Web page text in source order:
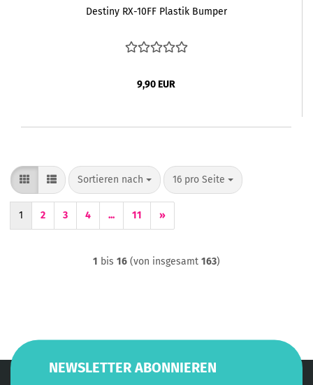
Destiny RX-10FF Plastik Bumper
9,90 EUR
Sortieren nach
Sortieren nach 16 pro Seite
pro Seite
1 2 3 4 ... 11 »
1 bis 16 (von insgesamt 163)
NEWSLETTER ABONNIEREN